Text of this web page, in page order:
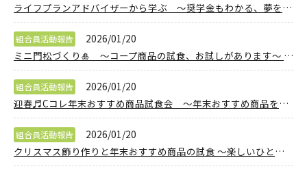
ライフプランアドバイザーから学ぶ ～奨学金もわかる、夢をはぐくむ教育資金の作り方 学習会&茶話会～ 【岡山西エリア平福コープ委員会】
組合員活動報告
2026/01/20
ミニ門松づくり🎍 ～コープ商品の試食、お試しがあります～ 【美作エリア美作コープ委員会】
組合員活動報告
2026/01/20
迎春♬Cコレ年末おすすめ商品試食会 ～年末おすすめ商品を使った豊富なメニュー♡～ 【倉敷エリア茶屋町コープ委員会】
組合員活動報告
2026/01/20
クリスマス飾り作りと年末おすすめ商品の試食 ～楽しいひとときを一緒に過ごしましょう～ 【岡山東エリア瀬戸南コープ委員会】